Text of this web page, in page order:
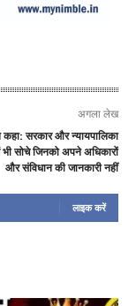
अगला लेख
कहा: सरकार और न्यायपालिका
सोचे जिनको अपने अधिकारों
और संविधान की जानकारी नहीं
लाइक करें